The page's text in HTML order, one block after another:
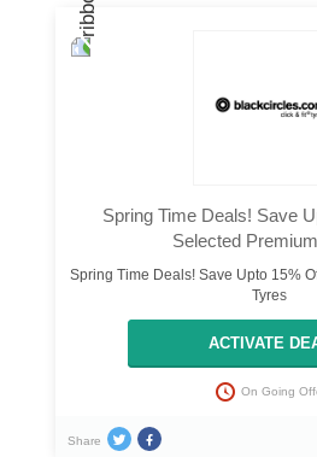
Spring Time Deals! Save
Selected
Spring Time Deals! Save Upto 15%
Tyres
ACTIVATE
On Going
Share